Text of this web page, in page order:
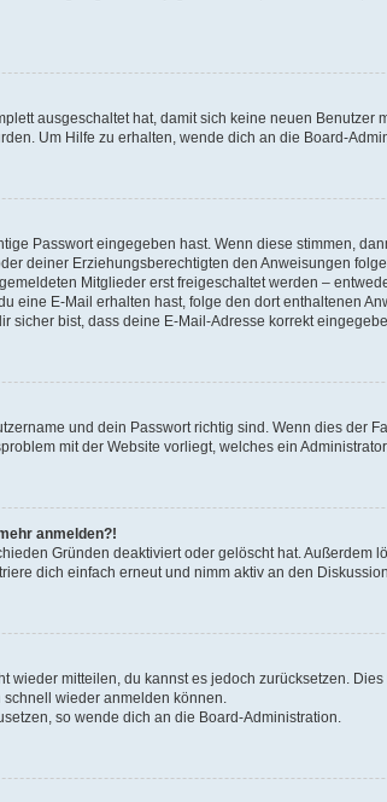
ausgeschaltet hat, damit sich keine neuen
Um Hilfe zu erhalten, wende dich an die Board-
Passwort eingegeben hast. Wenn diese stimmen,
deiner Erziehungsberechtigten den Anweisungen
Mitglieder erst freigeschaltet werden –
eine E-Mail erhalten hast, folge den dort enthaltenen
bist, dass deine E-Mail-Adresse korrekt
und dein Passwort richtig sind. Wenn dies der
mit der Website vorliegt, welches ein
anmelden?!
Gründen deaktiviert oder gelöscht hat.
dich einfach erneut und nimm aktiv an den
wieder mitteilen, du kannst es jedoch zurücksetzen.
wieder anmelden können.
so wende dich an die Board-Administration.